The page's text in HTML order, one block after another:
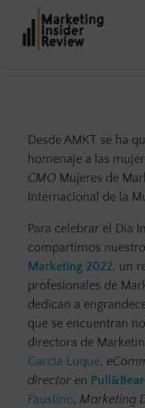
Desde AMKT se ha
homenaje a las
CMO Mujeres de
Internacional de la
Para celebrar el Día
compartimos nuestro
Marketing 2022, un
profesionales de
dedican a
que se encuentran
directora de
García Luque,
director en
Faustino, Marketing